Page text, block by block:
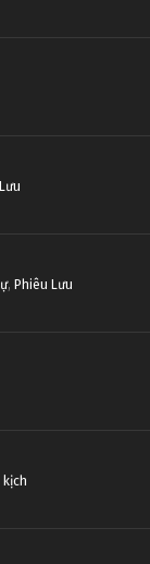
, Phiêu Lưu
kịch